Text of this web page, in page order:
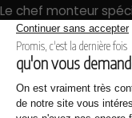
Le chef monteur
véritable fibre
excellente
lourde tâche, en
les meilleurs sons.